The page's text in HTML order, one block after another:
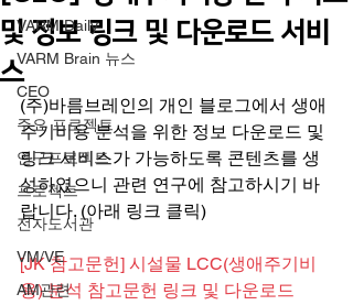
VARM Daily
VARM Brain 뉴스
CEO
주요 프로젝트
연구프로젝트
프로젝트
전자도서관
VM/VE
AM관련
및 정보 링크 및 다운로드 서비
스
(주)바름브레인의 개인 블로그에서 생애
주기비용 분석을 위한 정보 다운로드 및
링크 서비스가 가능하도록 콘텐츠를 생
성하였으니 관련 연구에 참고하시기 바
랍니다. (아래 링크 클릭)
[JK 참고문헌] 시설물 LCC(생애주기비
용) 분석 참고문헌 링크 및 다운로드